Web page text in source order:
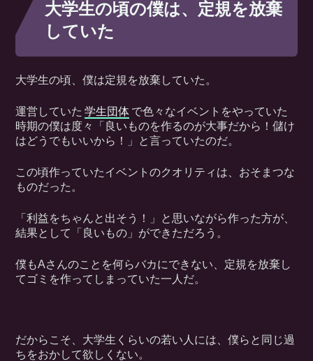
大学生の頃の僕は、定規を放棄
していた
大学生の頃、僕は定規を放棄していた。
運営していた 学生団体 で色々なイベントをやっていた
時期の僕は度々「良いものを作るのが大事だから！儲け
はどうでもいいから！」と言っていたのだ。
この頃作っていたイベントのクオリティは、おそまつな
ものだった。
「利益をちゃんと出そう！」と思いながら作った方が、
結果として「良いもの」ができただろう。
僕もAさんのことを何らバカにできない、定規を放棄し
てゴミを作ってしまっていた一人だ。
だからこそ、大学生くらいの若い人には、僕らと同じ過
ちをおかして欲しくない。